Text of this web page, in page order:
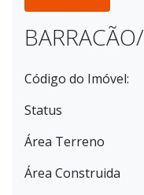
Código do Imóvel:
Status
Área Terreno
Área Construida